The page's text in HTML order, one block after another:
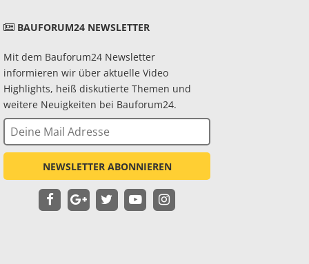
BAUFORUM24 NEWSLETTER
Mit dem Bauforum24 Newsletter
informieren wir über aktuelle Video
Highlights, heiß diskutierte Themen und
weitere Neuigkeiten bei Bauforum24.
NEWSLETTER ABONNIEREN